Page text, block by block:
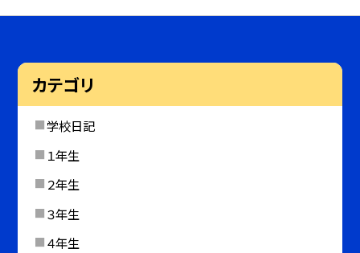
カテゴリ
学校日記
１年生
２年生
３年生
４年生